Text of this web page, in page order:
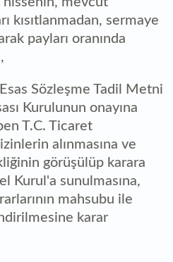
kısıtlanmadan, sermaye
payları oranında
Sözleşme Tadil Metni
Kurulunun onayına
T.C. Ticaret
alınmasına ve
görüşülüp karara
Kurul'a sunulmasına,
mahsubu ile
karar